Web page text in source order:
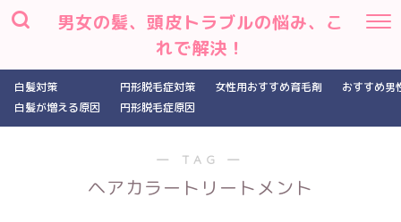
男女の髪、頭皮トラブルの悩み、こ
れで解決！
白髪対策
白髪が増える原因
円形脱毛症対策
円形脱毛症原因
女性用おすすめ育毛剤 おすすめ男
― TAG ―
ヘアカラートリートメント